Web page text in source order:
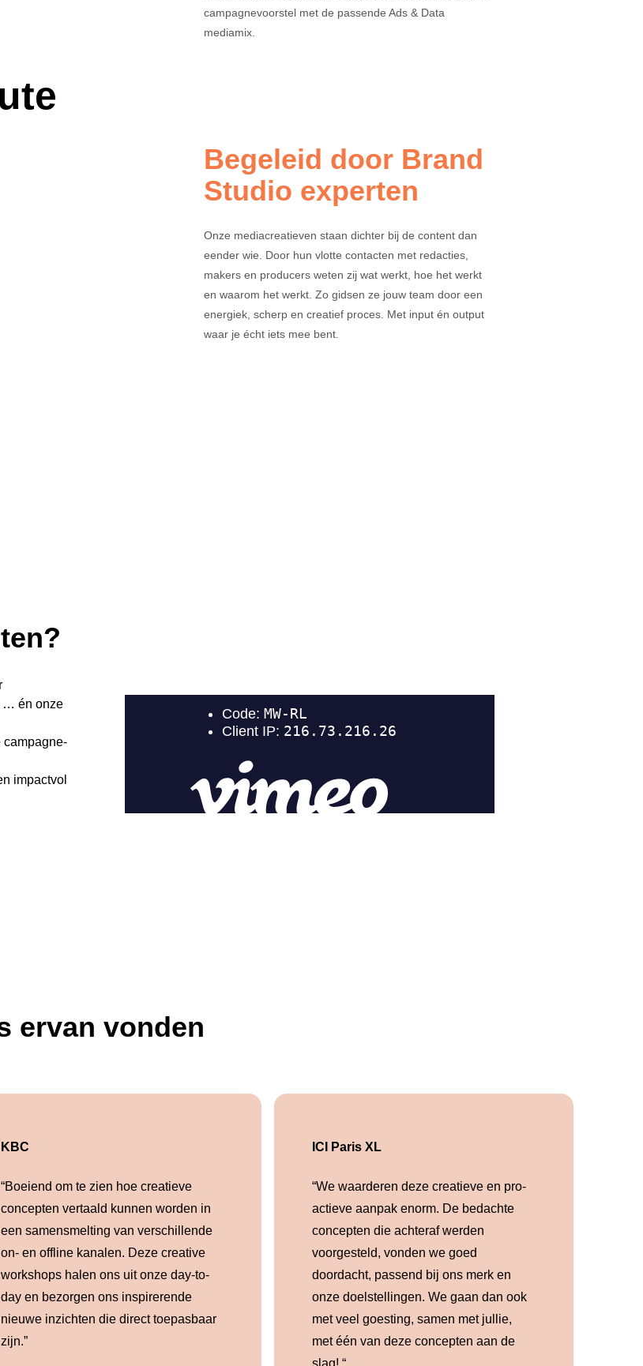
campagnevoorstel met de passende Ads & Data
mediamix.
Begeleid door Brand
Studio experten
Onze mediacreatieven staan dichter bij de content dan
eender wie. Door hun vlotte contacten met redacties,
makers en producers weten zij wat werkt, hoe het werkt
en waarom het werkt. Zo gidsen ze jouw team door een
energiek, scherp en creatief proces. Met input én output
waar je écht iets mee bent.
… én onze
campagne-
impactvol
ervan vonden
KBC
“Boeiend om te zien hoe creatieve
concepten vertaald kunnen worden in
een samensmelting van verschillende
on- en offline kanalen. Deze creative
workshops halen ons uit onze day-to-
day en bezorgen ons inspirerende
nieuwe inzichten die direct toepasbaar
zijn.”
ICI Paris XL
“We waarderen deze creatieve en pro-
actieve aanpak enorm. De bedachte
concepten die achteraf werden
voorgesteld, vonden we goed
doordacht, passend bij ons merk en
onze doelstellingen. We gaan dan ook
met veel goesting, samen met jullie,
met één van deze concepten aan de
slag! “